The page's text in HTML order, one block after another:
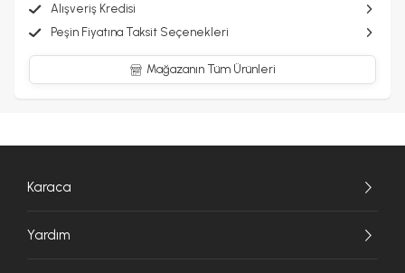
Alışveriş Kredisi
Peşin Fiyatına Taksit Seçenekleri
Mağazanın Tüm Ürünleri
Karaca
Yardım